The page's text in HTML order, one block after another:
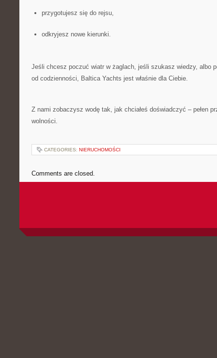
przygotujesz się do rejsu,
odkryjesz nowe kierunki.
Jeśli chcesz poczuć wiatr w żaglach, jeśli szukasz wiedzy, albo
od codzienności, Baltica Yachts jest właśnie dla Ciebie.
Z nami zobaczysz wodę tak, jak chciałeś doświadczyć – pełen
wolności.
CATEGORIES: NIERUCHOMOŚCI
Comments are closed.